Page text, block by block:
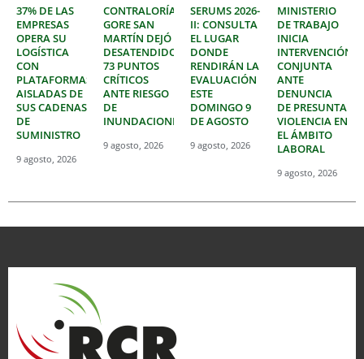
37% DE LAS
EMPRESAS
OPERA SU
LOGÍSTICA
CON
PLATAFORMAS
AISLADAS DE
SUS CADENAS
DE
SUMINISTRO
9 agosto, 2026
CONTRALORÍA:
GORE SAN
MARTÍN DEJÓ
DESATENDIDOS
73 PUNTOS
CRÍTICOS
ANTE RIESGO
DE
INUNDACIONES
9 agosto, 2026
SERUMS 2026-
II: CONSULTA
EL LUGAR
DONDE
RENDIRÁN LA
EVALUACIÓN
ESTE
DOMINGO 9
DE AGOSTO
9 agosto, 2026
MINISTERIO
DE TRABAJO
INICIA
INTERVENCIÓN
CONJUNTA
ANTE
DENUNCIA
DE PRESUNTA
VIOLENCIA EN
EL ÁMBITO
LABORAL
9 agosto, 2026